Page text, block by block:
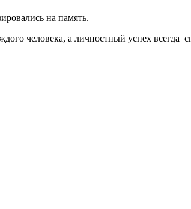
на память.
человека, а личностный успех всегда